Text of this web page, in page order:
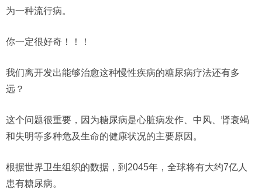
为一种流行病。
你一定很好奇！！！
我们离开发出能够治愈这种慢性疾病的糖尿病疗法还有多
远？
这个问题很重要，因为糖尿病是心脏病发作、中风、肾衰竭
和失明等多种危及生命的健康状况的主要原因。
根据世界卫生组织的数据，到2045年，全球将有大约7亿人
患有糖尿病。